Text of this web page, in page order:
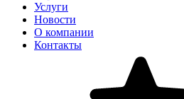
Услуги
Новости
О компании
Контакты